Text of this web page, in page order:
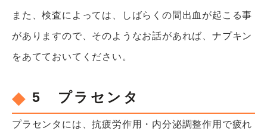
また、検査によっては、しばらくの間出血が起こる事
がありますので、そのようなお話があれば、ナプキン
をあてておいてください。
5 プラセンタ
プラセンタには、抗疲労作用・内分泌調整作用で疲れ